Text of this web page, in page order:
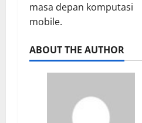
masa depan komputasi
mobile.
ABOUT THE AUTHOR